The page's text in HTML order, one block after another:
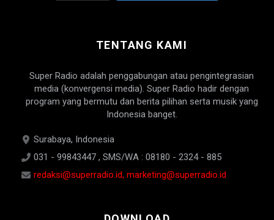
TENTANG KAMI
Super Radio adalah penggabungan atau pengintegrasian
media (konvergensi media). Super Radio hadir dengan
program yang bermutu dan berita pilihan serta musik yang
Indonesia banget.
Surabaya, Indonesia
031 - 99843447 , SMS/WA : 08180 - 2324 - 885
redaksi@superradio.id, marketing@superradio.id